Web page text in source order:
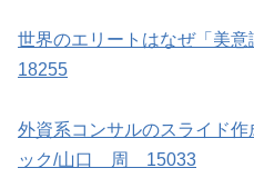
世界のエリートはなぜ「美
18255
外資系コンサルのスライド
ック/山口 周 15033